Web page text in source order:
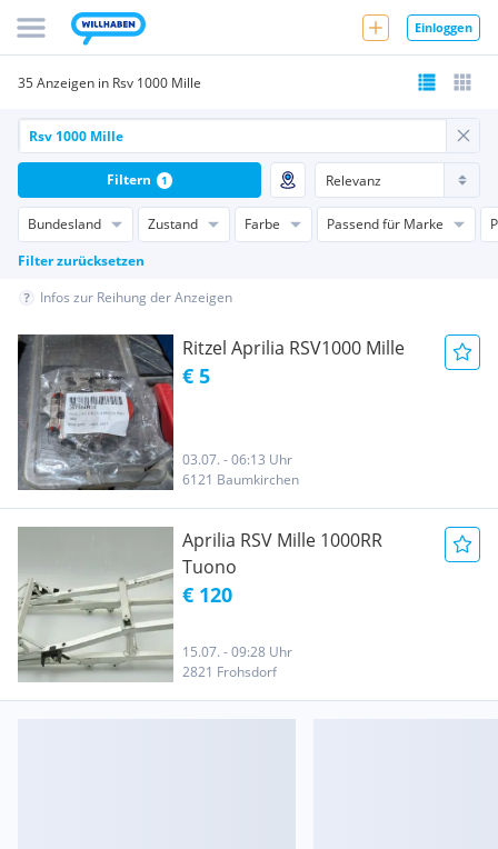
Einloggen
35 Anzeigen in Rsv 1000 Mille
Bundesland Zustand Farbe Passend für Marke
Filter zurücksetzen
Filtern 1
Infos zur Reihung der Anzeigen
Ritzel Aprilia RSV1000 Mille
€ 5
03.07. - 06:13 Uhr
6121 Baumkirchen
Aprilia RSV Mille 1000RR
Tuono
€ 120
15.07. - 09:28 Uhr
2821 Frohsdorf